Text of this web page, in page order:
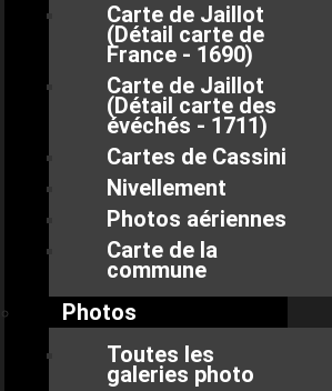
Carte de Jaillot
(Détail carte de
France - 1690)
Carte de Jaillot
(Détail carte des
évéchés - 1711)
Cartes de Cassini
Nivellement
Photos aériennes
Carte de la
commune
Photos
Toutes les
galeries photo